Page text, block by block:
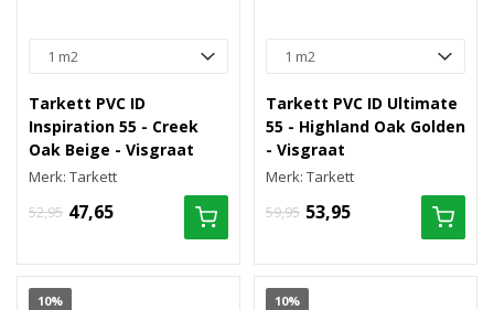
Tarkett PVC ID
Inspiration 55 - Creek
Oak Beige - Visgraat
Merk: Tarkett
52,95 47,65
Tarkett PVC ID Ultimate
55 - Highland Oak Golden
- Visgraat
Merk: Tarkett
59,95 53,95
10% 10%